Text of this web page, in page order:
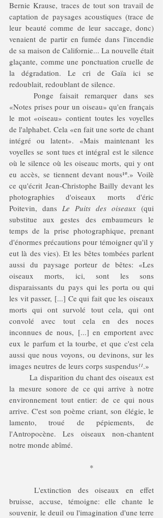
Bernie Krause, traces de tout son travail de
captation de paysages acoustiques (trace de
leur beauté comme de leur saccage, donc)
venaient de partir en fumée dans l'incendie
de sa maison de Californie... La nouvelle était
glaçante, comme une ponctuation cruelle de
la dégradation. Le cri de Gaïa ici se
redoublait, redoublant de silence.
«Notes prises pour un oiseau» qu'en français
le mot «oiseau» contient toutes les voyelles
de l'alphabet. Cela «en fait une sorte de chant
intégré ou latent». «Mais maintenant les
voyelles se sont tues et intégral est le silence
où le silence où les oiseauc morts, qui y ont
eu accès, se tiennent devant nous¹º.» Voilè
ce qu'écrit Jean-Christophe Bailly devant les
photographies d'oiseaux morts d'éric
Poitevin, dans Le Puits des oiseaux (qui
substitue aux gestes des embaumeurs le
temps de la prise photographique, prenant
d'énormes précautions pour témoigner qu'il y
eut là des vies). Et les bêtes tombées parlent
aussi du paysage porteur de bêtes: «Les
oiseaux morts, ici, sont les sons
disparaissants du pays qui les porta ou qui
les vit passer, [...] Ce qui fait que les oiseaux
morts qui ont survolé tout cela, qui ont
convolé avec tout cela en des noces
inconnues de nous, [...] en emportent avec
eux le parfum et la tourbe, et que c'est cela
aussi que nous voyons, ou devinons, sur les
images neutres de leurs corps suspendus¹¹.»
	La disparition du chant des oiseaux est
la mesure sonore de ce qui arrive à notre
environnement tout entier: de ce qui nous
arrive. C'est son poème criant, son élégie, le
lamento, troué de pépiements, de
l'Antropocène. Les oiseaux non-chantent
notre monde abîmé.
	*
bruisse, accuse, témoigne: elle chante le
souvenir, le deuil ou l'imagination d'une terre